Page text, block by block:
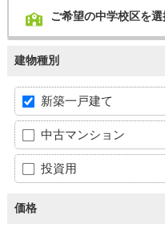
ご希望の中学校区を
建物種別
新築一戸建て
中古マンション
投資用
価格